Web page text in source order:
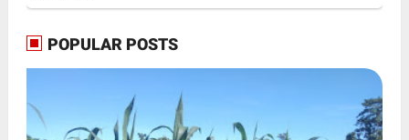
POPULAR POSTS